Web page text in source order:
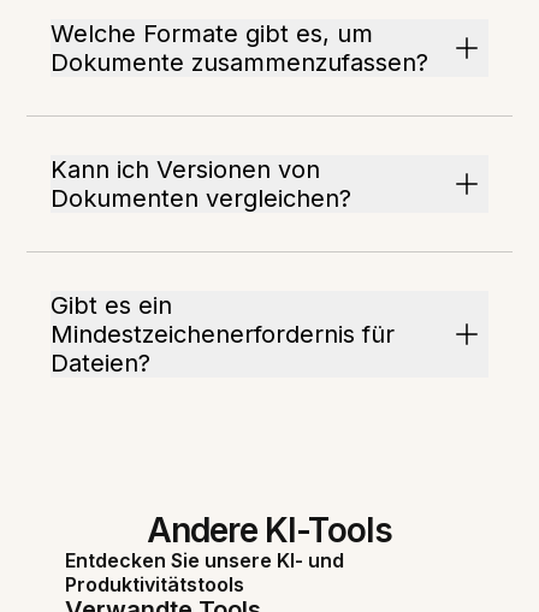
Welche Formate gibt es, um
Dokumente zusammenzufassen?
Kann ich Versionen von
Dokumenten vergleichen?
Gibt es ein
Mindestzeichenerfordernis für
Dateien?
Andere KI-Tools
Entdecken Sie unsere KI- und
Produktivitätstools